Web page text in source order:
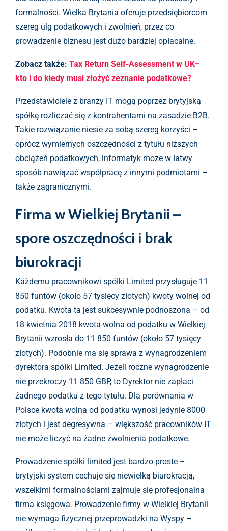
formalności. Wielka Brytania oferuje przedsiębiorcom
szereg ulg podatkowych i zwolnień, przez co
prowadzenie biznesu jest dużo bardziej opłacalne.
Zobacz także: Tax Return Self-Assessment w UK–
kto i do kiedy musi złożyć zeznanie podatkowe?
Przedstawiciele z branży IT mogą poprzez brytyjską
spółkę rozliczać się z kontrahentami na zasadzie B2B.
Takie rozwiązanie niesie za sobą szereg korzyści –
oprócz wymiernych oszczędności z tytułu niższych
obciążeń podatkowych, informatyk może w łatwy
sposób nawiązać współpracę z innymi podmiotami –
także zagranicznymi.
Firma w Wielkiej Brytanii –
spore oszczędności i brak
biurokracji
Każdemu pracownikowi spółki Limited przysługuje 11
850 funtów (około 57 tysięcy złotych) kwoty wolnej od
podatku. Kwota ta jest sukcesywnie podnoszona – od
18 kwietnia 2018 kwota wolna od podatku w Wielkiej
Brytanii wzrosła do 11 850 funtów (około 57 tysięcy
złotych). Podobnie ma się sprawa z wynagrodzeniem
dyrektora spółki Limited. Jeżeli roczne wynagrodzenie
nie przekroczy 11 850 GBP, to Dyrektor nie zapłaci
żadnego podatku z tego tytułu. Dla porównania w
Polsce kwota wolna od podatku wynosi jedynie 8000
złotych i jest degresywna – większość pracowników IT
nie może liczyć na żadne zwolnienia podatkowe.
Prowadzenie spółki limited jest bardzo proste –
brytyjski system cechuje się niewielką biurokracją,
wszelkimi formalnościami zajmuje się profesjonalna
firma księgowa. Prowadzenie firmy w Wielkiej Brytanii
nie wymaga fizycznej przeprowadzki na Wyspy –